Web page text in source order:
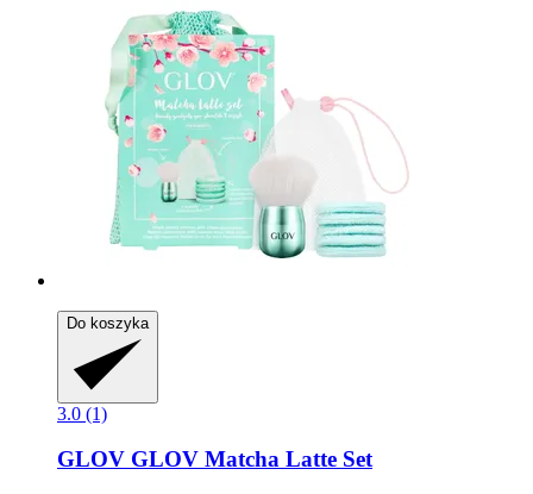
Do koszyka
3.0 (1)
GLOV GLOV Matcha Latte Set